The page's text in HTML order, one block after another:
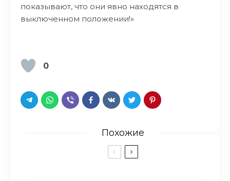
показывают, что они явно находятся в
выключенном положении!»
0
Похожие